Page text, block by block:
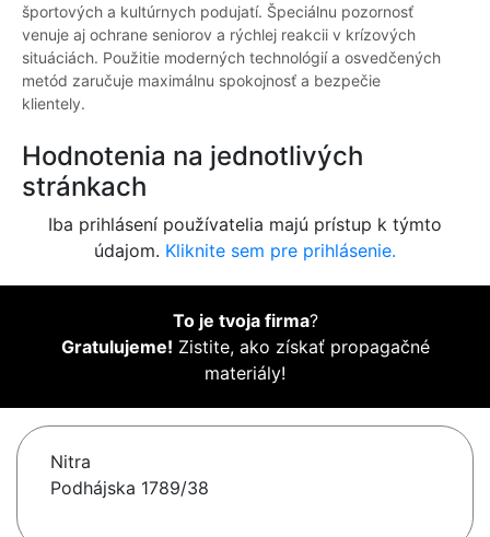
športových a kultúrnych podujatí. Špeciálnu pozornosť
venuje aj ochrane seniorov a rýchlej reakcii v krízových
situáciách. Použitie moderných technológií a osvedčených
metód zaručuje maximálnu spokojnosť a bezpečie
klientely.
Hodnotenia na jednotlivých
stránkach
Iba prihlásení používatelia majú prístup k týmto
údajom. Kliknite sem pre prihlásenie.
To je tvoja firma?
Gratulujeme! Zistite, ako získať propagačné
materiály!
Nitra
Podhájska 1789/38